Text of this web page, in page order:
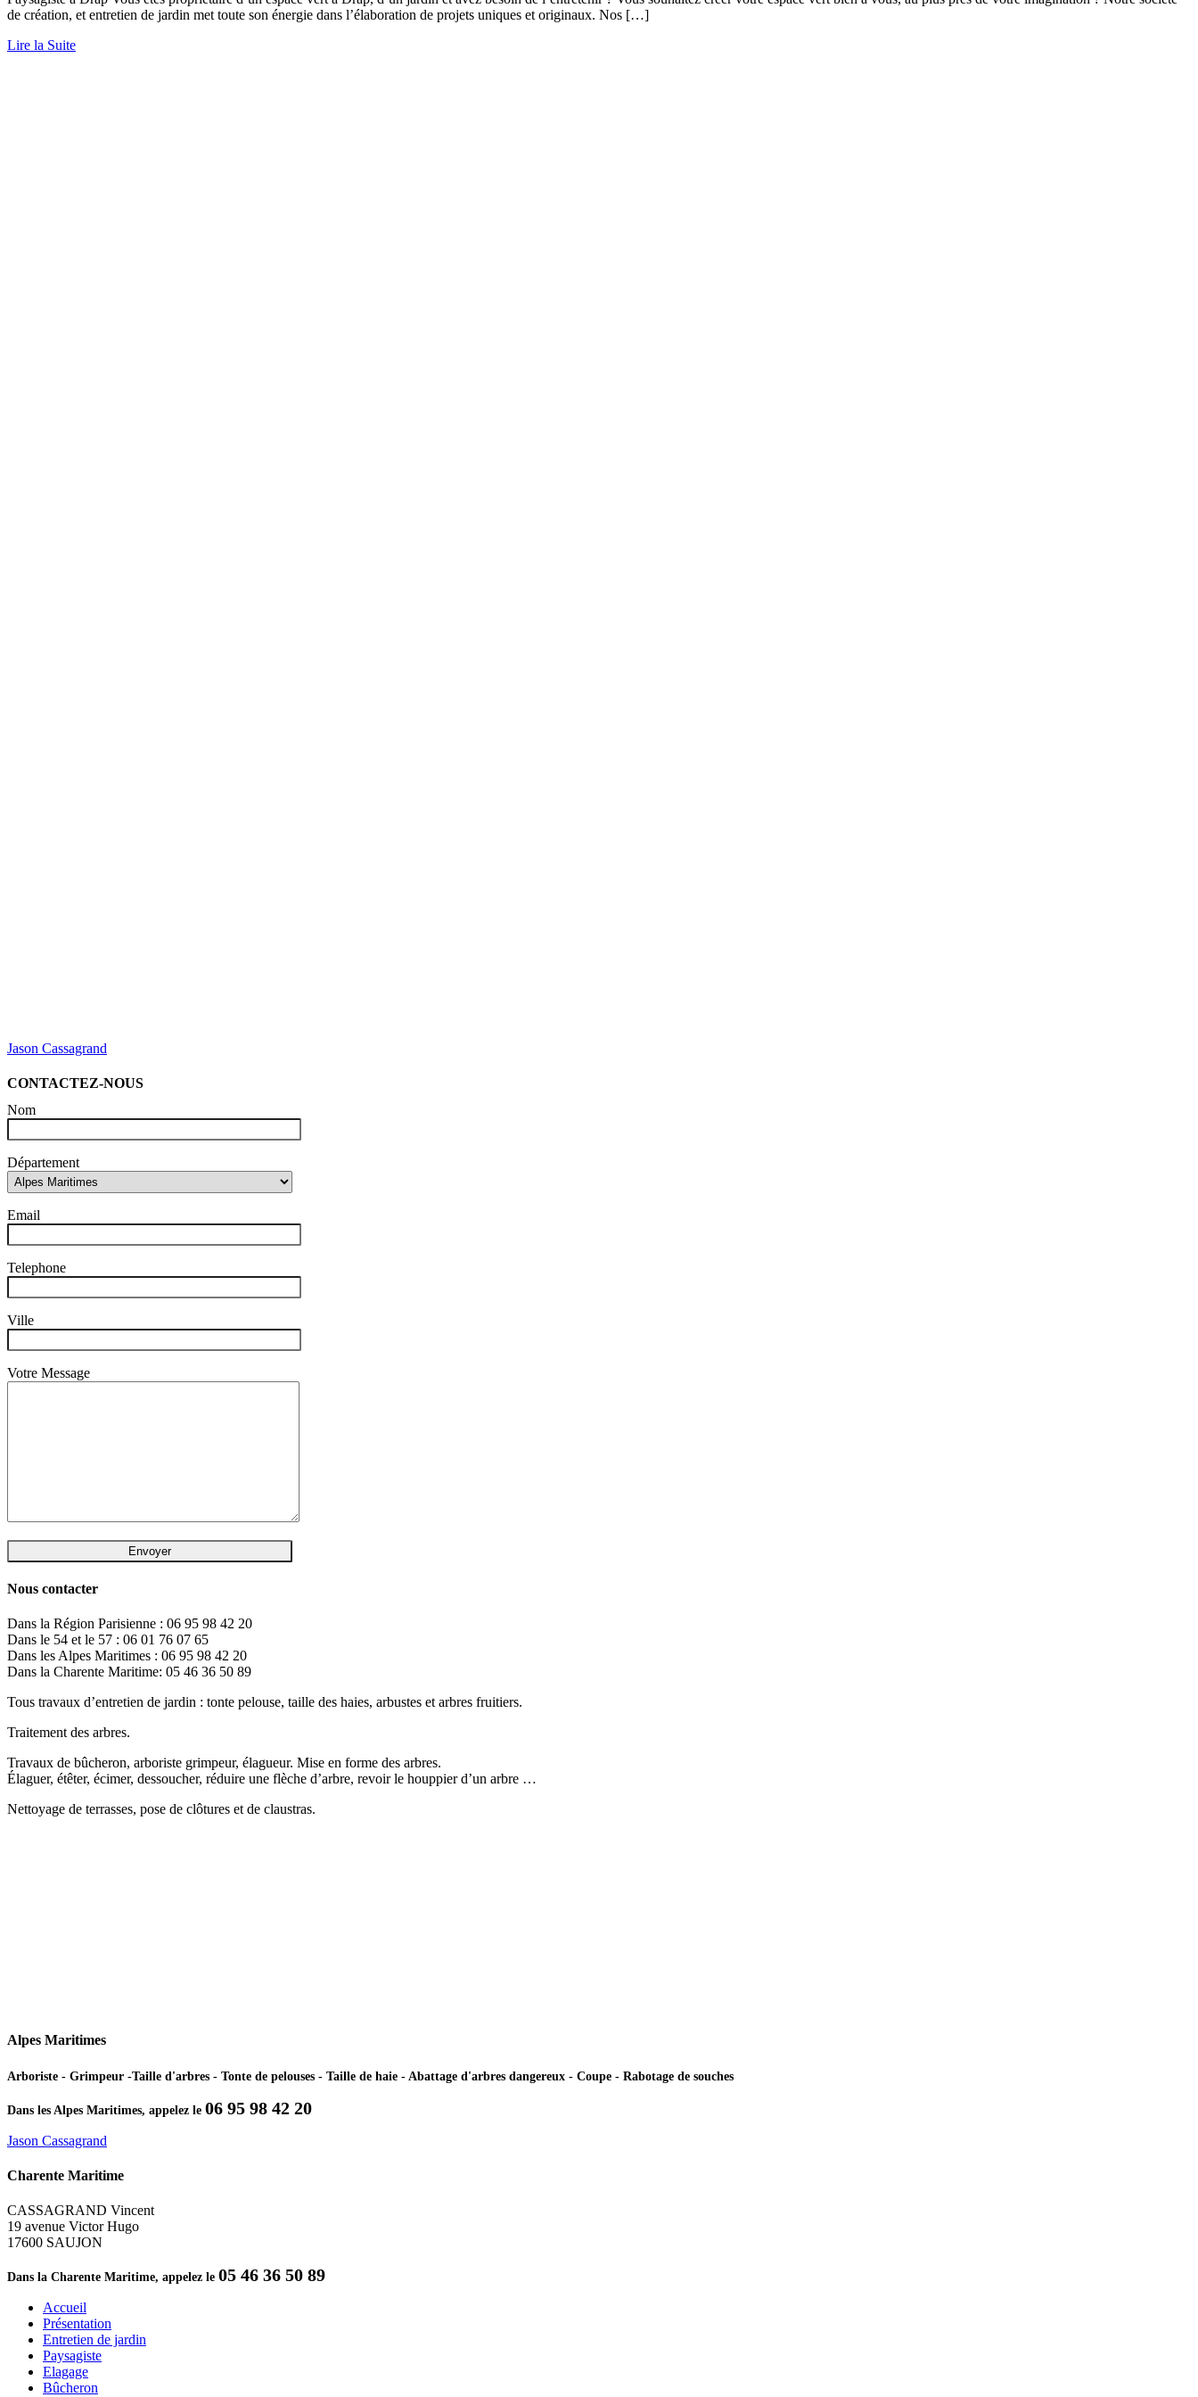
de création, et entretien de jardin met toute son énergie dans l’élaboration de projets uniques et originaux. Nos […]
Lire la Suite
Jason Cassagrand
CONTACTEZ-NOUS
Nom
Département
Email
Telephone
Ville
Votre Message
Nous contacter
Dans la Région Parisienne : 06 95 98 42 20
Dans le 54 et le 57 : 06 01 76 07 65
Dans les Alpes Maritimes : 06 95 98 42 20
Dans la Charente Maritime: 05 46 36 50 89
Tous travaux d’entretien de jardin : tonte pelouse, taille des haies, arbustes et arbres fruitiers.
Traitement des arbres.
Travaux de bûcheron, arboriste grimpeur, élagueur. Mise en forme des arbres.
Élaguer, étêter, écimer, dessoucher, réduire une flèche d’arbre, revoir le houppier d’un arbre …
Nettoyage de terrasses, pose de clôtures et de claustras.
Alpes Maritimes
Arboriste - Grimpeur -Taille d'arbres - Tonte de pelouses - Taille de haie - Abattage d'arbres dangereux - Coupe - Rabotage de souches
Dans les Alpes Maritimes, appelez le 06 95 98 42 20
Jason Cassagrand
Charente Maritime
CASSAGRAND Vincent
19 avenue Victor Hugo
17600 SAUJON
Dans la Charente Maritime, appelez le 05 46 36 50 89
Accueil
Présentation
Entretien de jardin
Paysagiste
Elagage
Bûcheron